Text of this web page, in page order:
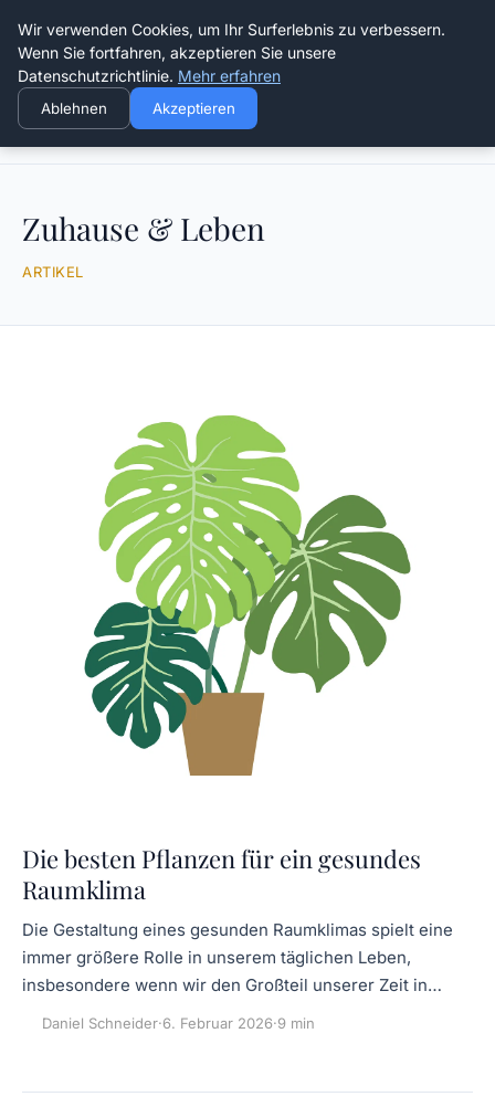
Die Schnitter
Zuhause & Leben
ARTIKEL
Die besten Pflanzen für ein gesundes
Raumklima
Die Gestaltung eines gesunden Raumklimas spielt eine
immer größere Rolle in unserem täglichen Leben,
insbesondere wenn wir den Großteil unserer Zeit in…
Daniel Schneider·6. Februar 2026·9 min
Wir verwenden Cookies, um Ihr Surferlebnis zu verbessern.
Wenn Sie fortfahren, akzeptieren Sie unsere
Datenschutzrichtlinie. Mehr erfahren
Ablehnen Akzeptieren